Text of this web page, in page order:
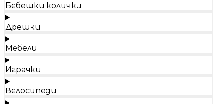
Бебешки колички
Дрешки
Мебели
Играчки
Велосипеди